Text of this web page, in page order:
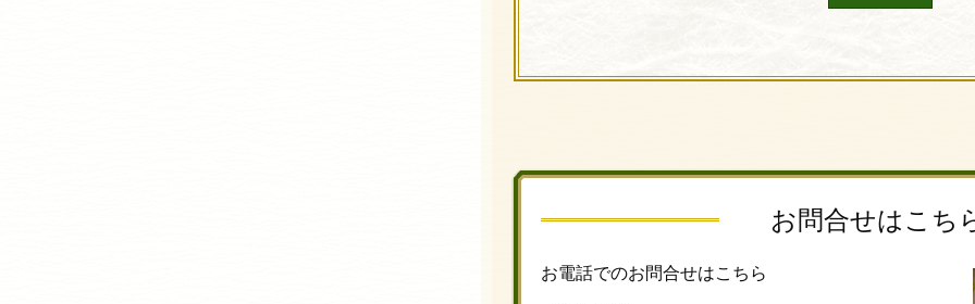
お問合せはこち
お電話でのお問合せはこちら